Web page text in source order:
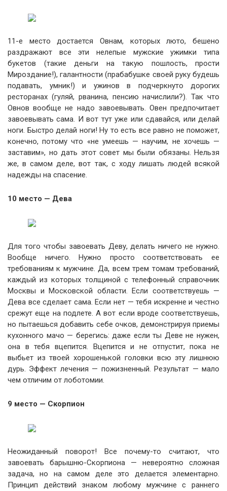
11-е место достается Овнам, которых люто, бешено
раздражают все эти нелепые мужские ужимки типа
букетов (такие деньги на такую пошлость, прости
Мироздание!), галантности (прабабушке своей руку будешь
подавать, умник!) и ужинов в подчеркнуто дорогих
ресторанах (гуляй, рванина, пенсию начислили?). Так что
Овнов вообще не надо завоевывать. Овен предпочитает
завоевывать сама. И вот тут уже или сдавайся, или делай
ноги. Быстро делай ноги! Ну то есть все равно не поможет,
конечно, потому что «не умеешь — научим, не хочешь —
заставим», но дать этот совет мы были обязаны. Нельзя
же, в самом деле, вот так, с ходу лишать людей всякой
надежды на спасение.
10 место — Дева
Для того чтобы завоевать Деву, делать ничего не нужно.
Вообще ничего. Нужно просто соответствовать ее
требованиям к мужчине. Да, всем трем томам требований,
каждый из которых толщиной с телефонный справочник
Москвы и Московской области. Если соответствуешь —
Дева все сделает сама. Если нет — тебя искренне и честно
срежут еще на подлете. А вот если вроде соответствуешь,
но пытаешься добавить себе очков, демонстрируя приемы
кухонного мачо — берегись: даже если ты Деве не нужен,
она в тебя вцепится. Вцепится и не отпустит, пока не
выбьет из твоей хорошенькой головки всю эту лишнюю
дурь. Эффект лечения — пожизненный. Результат — мало
чем отличим от лоботомии.
9 место — Скорпион
Неожиданный поворот! Все почему-то считают, что
завоевать барышню-Скорпиона — невероятно сложная
задача, но на самом деле это делается элементарно.
Принцип действий знаком любому мужчине с раннего